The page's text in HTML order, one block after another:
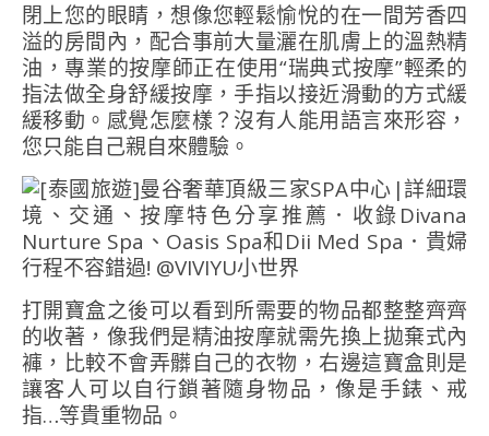
閉上您的眼睛，想像您輕鬆愉悅的在一間芳香四
溢的房間內，配合事前大量灑在肌膚上的溫熱精
油，專業的按摩師正在使用“瑞典式按摩”輕柔的
指法做全身舒緩按摩，手指以接近滑動的方式緩
緩移動。感覺怎麼樣？沒有人能用語言來形容，
您只能自己親自來體驗。
打開寶盒之後可以看到所需要的物品都整整齊齊
的收著，像我們是精油按摩就需先換上拋棄式內
褲，比較不會弄髒自己的衣物，右邊這寶盒則是
讓客人可以自行鎖著隨身物品，像是手錶、戒
指…等貴重物品。